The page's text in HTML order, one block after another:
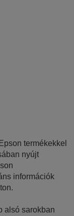
termékekkel
nyújt
információk
alsó sarokban